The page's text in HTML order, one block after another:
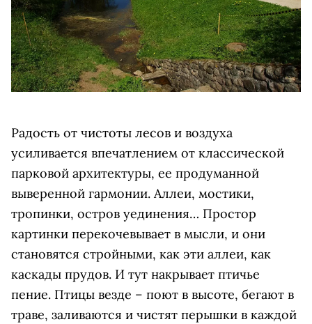
Радость от чистоты лесов и воздуха
усиливается впечатлением от классической
парковой архитектуры, ее продуманной
выверенной гармонии. Аллеи, мостики,
тропинки, остров уединения… Простор
картинки перекочевывает в мысли, и они
становятся стройными, как эти аллеи, как
каскады прудов. И тут накрывает птичье
пение. Птицы везде – поют в высоте, бегают в
траве, заливаются и чистят перышки в каждой